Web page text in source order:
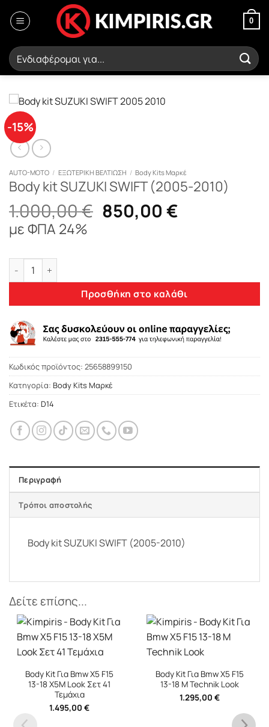
στο
0
Αναζήτηση
για:
-15%
AUTO-MOTO / ΕΞΩΤΕΡΙΚΗ ΒΕΛΤΙΩΣΗ / Body Kits Μαρκέ
Body kit SUZUKI SWIFT (2005-2010)
1.000,00€ Original
price
850,00 €Η
850,00 €.
με ΦΠΑ 24%
Body kit SUZUKI SWIFT (2005-2010) ποσότητα
Προσθήκη στο καλάθι
Κωδικός προϊόντος: 25658899150
Κατηγορία: Body Kits Μαρκέ
Ετικέτα: D14
Περιγραφή
Τρόποι αποστολής
Body kit SUZUKI SWIFT (2005-2010)
Δείτε επίσης...
Body Kit Για Bmw X5 F15
13-18 X5M Look Σετ 41
Τεμάχια
1.495,00€
Body Kit Για Bmw X5 F15
13-18 M Technik Look
1.295,00 €